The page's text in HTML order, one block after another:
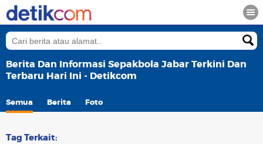
Berita Dan Informasi Sepakbola Jabar Terkini Dan
Terbaru Hari Ini - Detikcom
Semua Berita Foto
Tag Terkait: